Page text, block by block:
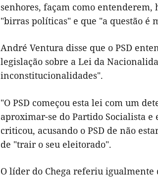
senhores, façam como entenderem,
"birras políticas" e que "a questão é
André Ventura disse que o PSD
legislação sobre a Lei da
inconstitucionalidades".
"O PSD começou esta lei com um
aproximar-se do Partido Socialista e
criticou, acusando o PSD de não
de "trair o seu eleitorado".
O líder do Chega referiu igualmente